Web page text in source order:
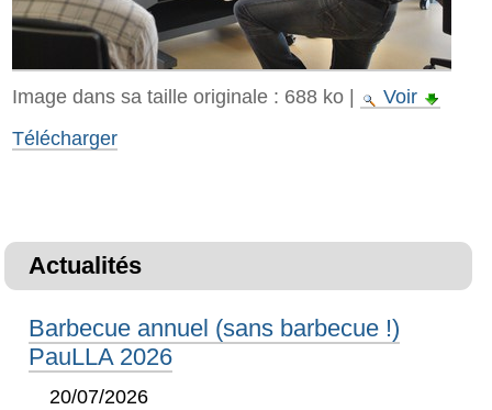
Image dans sa taille originale : 688 ko|
Voir
Télécharger
Actualités
Barbecue annuel (sans barbecue !)
PauLLA 2026
20/07/2026